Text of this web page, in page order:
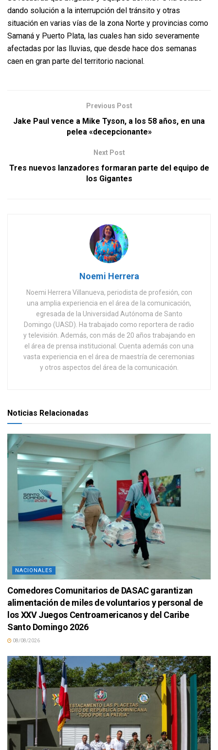
dando solución a la interrupción del tránsito y otras
situación en varias vías de la zona Norte y provincias como
Samaná y Puerto Plata, las cuales han sido severamente
afectadas por las lluvias, que desde hace dos semanas
caen en gran parte del territorio nacional.
Previous Post
Jake Paul vence a Mike Tyson, a los 58 años, en una
pelea «decepcionante»
Next Post
Tres nuevos lanzadores formaran parte del equipo de
los Gigantes
Noemi Herrera
Noemi Herrera Villanueva, periodista de profesión, con
una amplia experiencia en el área de la comunicación,
egresada de la Universidad Autónoma de Santo
Domingo (UASD). Ha trabajado como reportera de radio
y televisión. Además, con más de 20 años trabajando en
el área de prensa institucional. Cuenta además con una
vasta experiencia en el área de maestría de ceremonias
y otros aspectos del área de la comunicación.
Noticias Relacionadas
NACIONALES
Comedores Comunitarios de DASAC garantizan
alimentación de miles de voluntarios y personal de
los XXV Juegos Centroamericanos y del Caribe
Santo Domingo 2026
08/08/2026